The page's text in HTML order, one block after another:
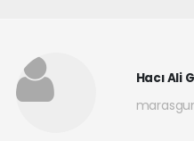
Hacı Ali